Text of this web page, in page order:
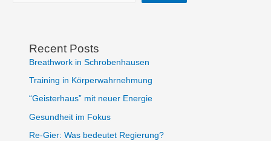
Recent Posts
Breathwork in Schrobenhausen
Training in Körperwahrnehmung
“Geisterhaus” mit neuer Energie
Gesundheit im Fokus
Re-Gier: Was bedeutet Regierung?